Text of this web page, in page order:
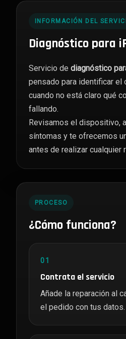
INFORMACIÓN DEL
Diagnóstico para
Servicio de diagnóstico
pensado para identificar el
cuando no está claro qué
fallando.
Revisamos el dispositivo,
síntomas y te ofrecemos
antes de realizar cualquier
PROCESO
¿Cómo funciona?
01
Contrata el servicio
Añade la reparación al
el pedido con tus datos.